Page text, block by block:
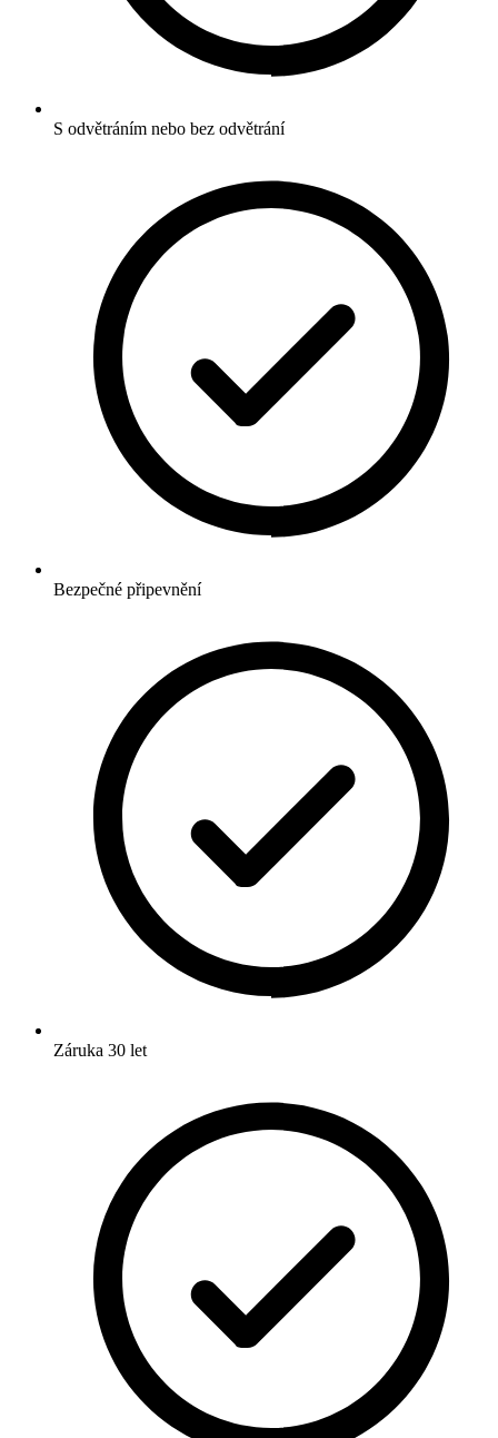
S odvětráním nebo bez odvětrání
Bezpečné připevnění
Záruka 30 let